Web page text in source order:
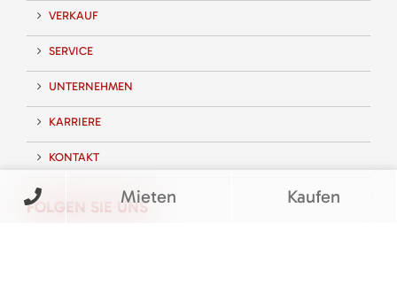
VERKAUF
SERVICE
UNTERNEHMEN
KARRIERE
KONTAKT
FOLGEN SIE UNSMieten Kaufen